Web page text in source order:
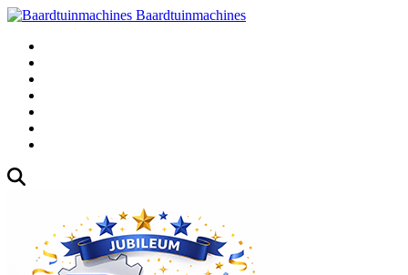
Baardtuinmachines